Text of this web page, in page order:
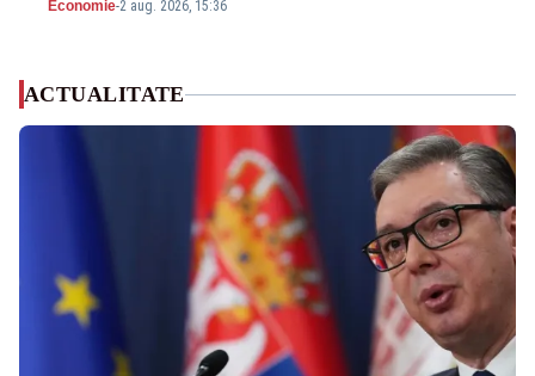
Economie-2 aug. 2026, 15:36
ACTUALITATE